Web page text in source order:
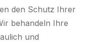
den Schutz Ihrer
behandeln Ihre
und